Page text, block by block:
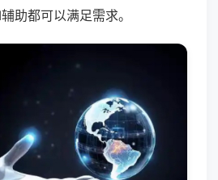
助都可以满足需求。